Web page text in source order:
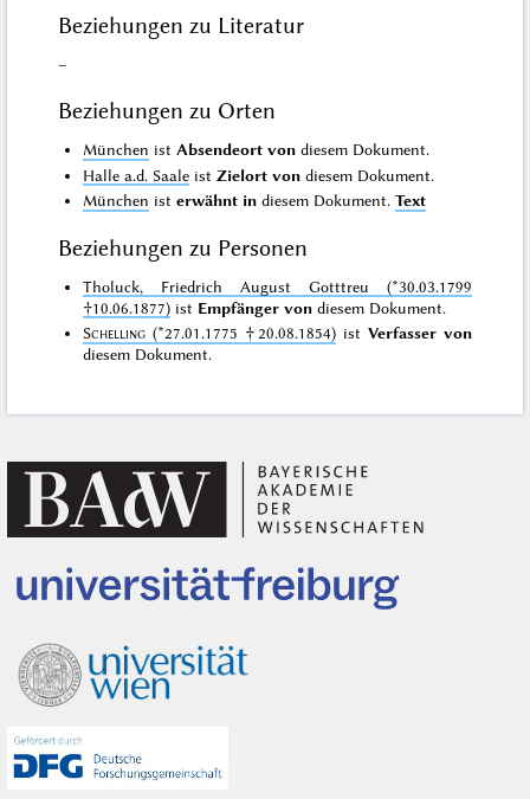
Beziehungen zu Literatur
–
Beziehungen zu Orten
München ist Absendeort von diesem Dokument.
Halle a.d. Saale istZielort von diesem Dokument.
München isterwähnt in diesem Dokument.Text
Beziehungen zu Personen
Tholuck, Friedrich August Gotttreu (*30.03.1799
†10.06.1877) ist Empfänger von diesem Dokument.
Schelling (*27.01.1775 †20.08.1854)ist Verfasser von
diesem Dokument.